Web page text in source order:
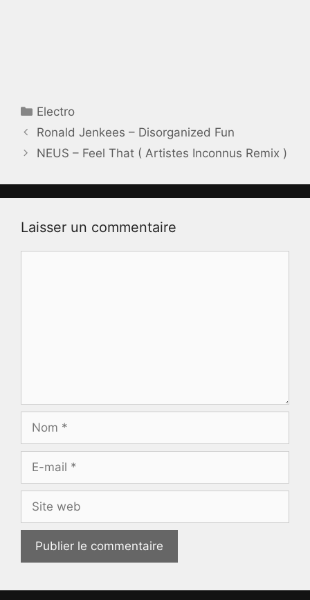
Catégories
Electro
Ronald Jenkees – Disorganized Fun
NEUS – Feel That ( Artistes Inconnus Remix )
Laisser un commentaire
mail
web